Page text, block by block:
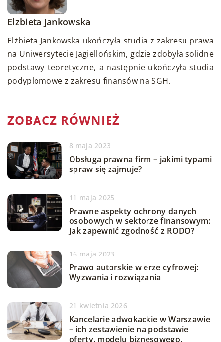
Elzbieta Jankowska
Elżbieta Jankowska ukończyła studia z zakresu prawa
na Uniwersytecie Jagiellońskim, gdzie zdobyła solidne
podstawy teoretyczne, a następnie ukończyła studia
podyplomowe z zakresu finansów na SGH.
ZOBACZ RÓWNIEŻ
8 maja 2023
Obsługa prawna firm – jakimi typami
spraw się zajmuje?
11 maja 2025
Prawne aspekty ochrony danych
osobowych w sektorze finansowym:
Jak zapewnić zgodność z RODO?
16 maja 2023
Prawo autorskie w erze cyfrowej:
Wyzwania i rozwiązania
21 kwietnia 2026
Kancelarie adwokackie w Warszawie
– ich zestawienie na podstawie
oferty, modelu biznesowego,